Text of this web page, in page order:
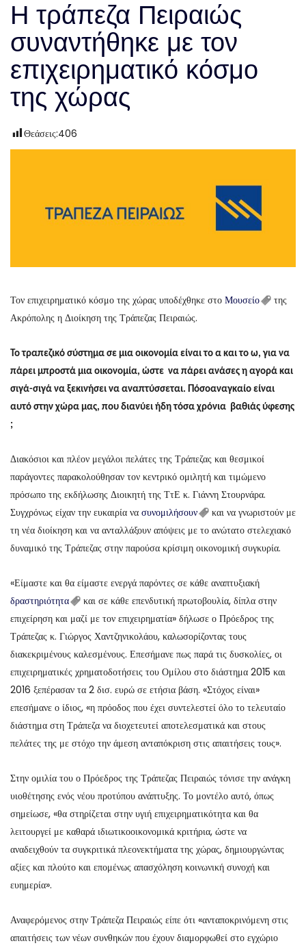
Η τράπεζα Πειραιώς
συναντήθηκε με τον
επιχειρηματικό κόσμο
της χώρας
Θεάσεις:406
Τον επιχειρηματικό κόσμο της χώρας υποδέχθηκε στο Μουσείο
της
Ακρόπολης η Διοίκηση της Τράπεζας Πειραιώς.
Το τραπεζικό σύστημα σε μια οικονομία είναι το α και το ω, για να
πάρει μπροστά μια οικονομία, ώστε να πάρει ανάσες η αγορά και
σιγά-σιγά να ξεκινήσει να αναπτύσσεται. Πόσoαναγκαίο είναι
αυτό στην χώρα μας, που διανύει ήδη τόσα χρόνια βαθιάς ύφεσης
;
Διακόσιοι και πλέον μεγάλοι πελάτες της Τράπεζας και θεσμικοί
παράγοντες παρακολούθησαν τον κεντρικό ομιλητή και τιμώμενο
πρόσωπο της εκδήλωσης Διοικητή της ΤτΕ κ. Γιάννη Στουρνάρα.
Συγχρόνως είχαν την ευκαιρία να συνομιλήσουν
και να γνωριστούν με
τη νέα διοίκηση και να ανταλλάξουν απόψεις με το ανώτατο στελεχιακό
δυναμικό της Τράπεζας στην παρούσα κρίσιμη οικονομική συγκυρία.
«Είμαστε και θα είμαστε ενεργά παρόντες σε κάθε αναπτυξιακή
δραστηριότητα
και σε κάθε επενδυτική πρωτοβουλία, δίπλα στην
επιχείρηση και μαζί με τον επιχειρηματία» δήλωσε ο Πρόεδρος της
Τράπεζας κ. Γιώργος Χαντζηνικολάου, καλωσορίζοντας τους
διακεκριμένους καλεσμένους. Επεσήμανε πως παρά τις δυσκολίες, οι
επιχειρηματικές χρηματοδοτήσεις του Ομίλου στο διάστημα 2015 και
2016 ξεπέρασαν τα 2 δισ. ευρώ σε ετήσια βάση. «Στόχος είναι»
επεσήμανε ο ίδιος, «η πρόοδος που έχει συντελεστεί όλο το τελευταίο
διάστημα στη Τράπεζα να διοχετευτεί αποτελεσματικά και στους
πελάτες της με στόχο την άμεση ανταπόκριση στις απαιτήσεις τους».
Στην ομιλία του ο Πρόεδρος της Τράπεζας Πειραιώς τόνισε την ανάγκη
υιοθέτησης ενός νέου προτύπου ανάπτυξης. Το μοντέλο αυτό, όπως
σημείωσε, «θα στηρίζεται στην υγιή επιχειρηματικότητα και θα
λειτουργεί με καθαρά ιδιωτικοοικονομικά κριτήρια, ώστε να
αναδειχθούν τα συγκριτικά πλεονεκτήματα της χώρας, δημιουργώντας
αξίες και πλούτο και επομένως απασχόληση κοινωνική συνοχή και
ευημερία».
Αναφερόμενος στην Τράπεζα Πειραιώς είπε ότι «ανταποκρινόμενη στις
απαιτήσεις των νέων συνθηκών που έχουν διαμορφωθεί στο εγχώριο